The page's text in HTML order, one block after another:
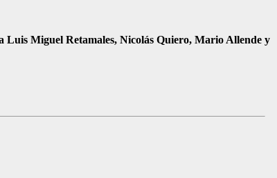
Luis Miguel Retamales, Nicolás Quiero, Mario Allende y